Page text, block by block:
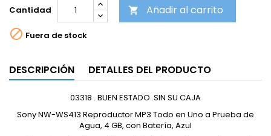
Cantidad  Añadir al carrito
 Fuera de stock
DESCRIPCIÓN DETALLES DEL PRODUCTO
03318 . BUEN ESTADO .SIN SU CAJA
Sony NW-WS413 Reproductor MP3 Todo en Uno a Prueba de
Agua, 4 GB, con Batería, Azul